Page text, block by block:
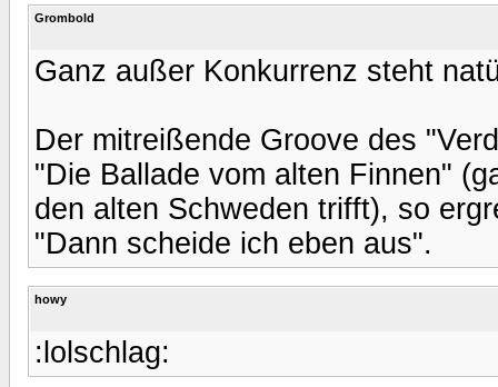
Grombold
Ganz außer Konkurrenz steht
Der mitreißende Groove des
"Die Ballade vom alten Finnen"
den alten Schweden trifft), so
"Dann scheide ich eben aus".
howy
:lolschlag: